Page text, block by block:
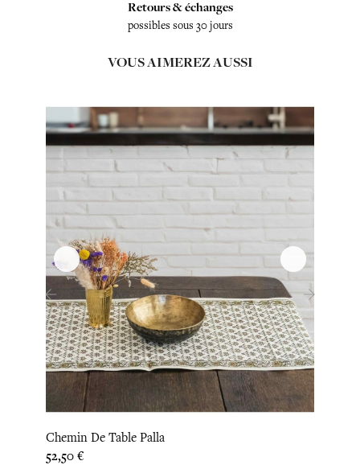
Retours & échanges
possibles sous 30 jours
VOUS AIMEREZ AUSSI
Chemin De Table Palla
Prix
52,50 €
‹